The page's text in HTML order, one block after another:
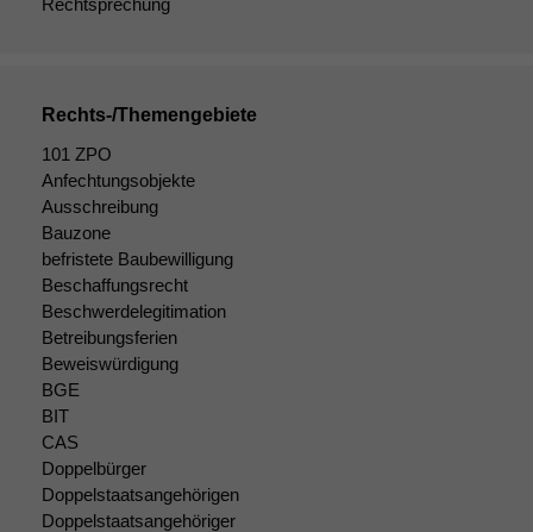
Rechtsprechung
Rechts-/Themengebiete
101 ZPO
Anfechtungsobjekte
Ausschreibung
Bauzone
befristete Baubewilligung
Beschaffungsrecht
Beschwerdelegitimation
Betreibungsferien
Beweiswürdigung
BGE
BIT
CAS
Doppelbürger
Doppelstaatsangehörigen
Doppelstaatsangehöriger